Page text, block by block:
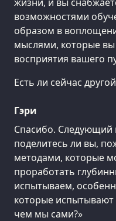
возможностями
образом в
мыслями, которые вы
восприятия вашего
Есть ли сейчас
Гэри
Спасибо. Следующий
поделитесь ли вы,
методами, которые
проработать
испытываем,
которые
чем мы сами?»